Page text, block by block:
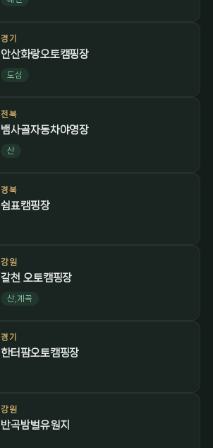
경기
안산화랑오토캠핑장
도심
전북
뱀사골자동차야영장
산
경북
쉼표캠핑장
강원
갈천 오토캠핑장
산,계곡
경기
한터팜오토캠핑장
강원
반곡밤벌유원지